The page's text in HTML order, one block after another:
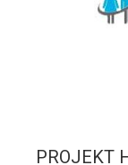
PROJEKT